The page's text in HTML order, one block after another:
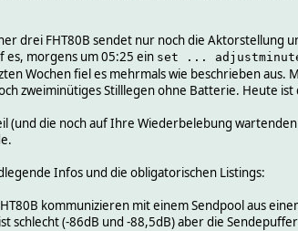
drei FHT80B sendet nur noch die Aktorstellung
es, morgens um 05:25 ein set ...
Wochen fiel es mehrmals wie beschrieben aus.
zweiminütiges Stilllegen ohne Batterie. Heute
(und die noch auf Ihre Wiederbelebung
Infos und die obligatorischen Listings:
kommunizieren mit einem Sendpool aus
schlecht (-86dB und -88,5dB) aber die